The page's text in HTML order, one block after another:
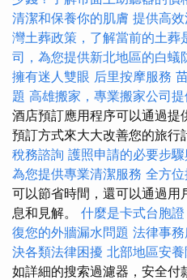
清潔和保養你的肌膚 提供高
灣土葬政策，了解當前的土葬
司，為您提供新北地區的白蟻
擁有迷人雙眼 后里按摩服務
題 高雄搬家，專業搬家公司
酒店預訂應用程序可以通過提
預訂方式來大大改善您的旅行
稅務諮詢 護照申請的必要步
為您提供專業清潔服務 全方
可以節省時間，還可以通過
息和見解。 什麼是卡式台胞證
復您的外牆漏水問題 法律事
決各類法律困擾 北部地區安
如詳細的搜索過濾器，安全